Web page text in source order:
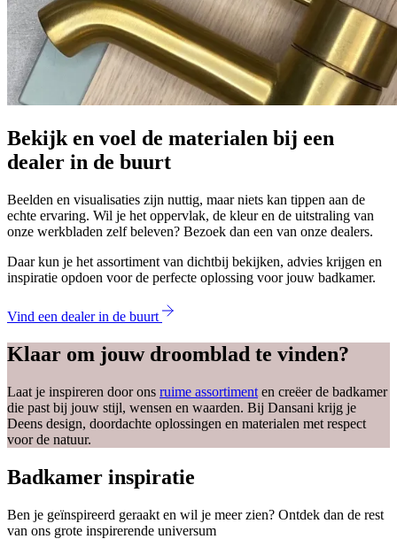
Bekijk en voel de materialen bij een
dealer in de buurt
Beelden en visualisaties zijn nuttig, maar niets kan tippen aan de
echte ervaring. Wil je het oppervlak, de kleur en de uitstraling van
onze werkbladen zelf beleven? Bezoek dan een van onze dealers.
Daar kun je het assortiment van dichtbij bekijken, advies krijgen en
inspiratie opdoen voor de perfecte oplossing voor jouw badkamer.
Vind een dealer in de buurt
Klaar om jouw droomblad te vinden?
Laat je inspireren door ons ruime assortiment en creëer de badkamer
die past bij jouw stijl, wensen en waarden. Bij Dansani krijg je
Deens design, doordachte oplossingen en materialen met respect
voor de natuur.
Badkamer inspiratie
Ben je geïnspireerd geraakt en wil je meer zien? Ontdek dan de rest
van ons grote inspirerende universum